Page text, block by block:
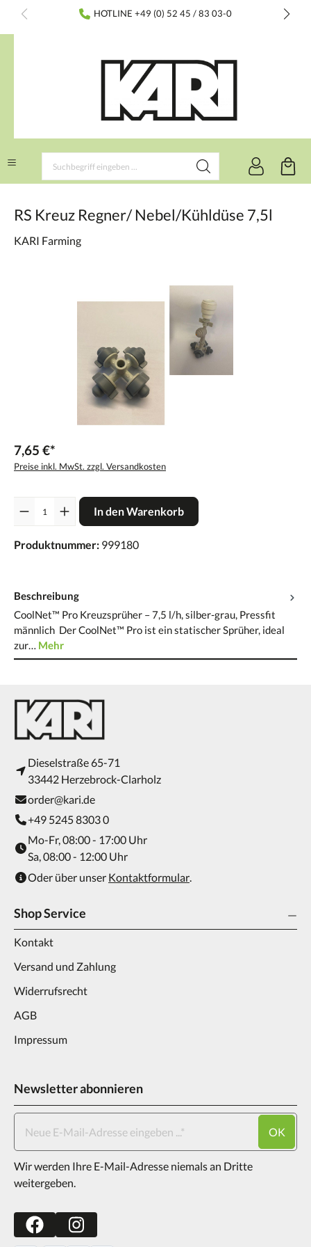
springen HOTLINE +49 (0) 52 45 / 83 03-0
RS Kreuz Regner/ Nebel/Kühldüse 7,5l
KARI Farming
7,65 €*
Preise inkl. MwSt. zzgl. Versandkosten
In den Warenkorb
Produktnummer: 999180
Beschreibung
CoolNet™ Pro Kreuzsprüher – 7,5 l/h, silber-grau, Pressfit
männlich Der CoolNet™ Pro ist ein statischer Sprüher, ideal
zur… Mehr
Dieselstraße 65-71
33442 Herzebrock-Clarholz
order@kari.de
+49 5245 8303 0
Mo-Fr, 08:00 - 17:00 Uhr
Sa, 08:00 - 12:00 Uhr
Oder über unser Kontaktformular.
Shop Service
Kontakt
Versand und Zahlung
Widerrufsrecht
AGB
Impressum
Newsletter abonnieren
OK
Wir werden Ihre E-Mail-Adresse niemals an Dritte
weitergeben.